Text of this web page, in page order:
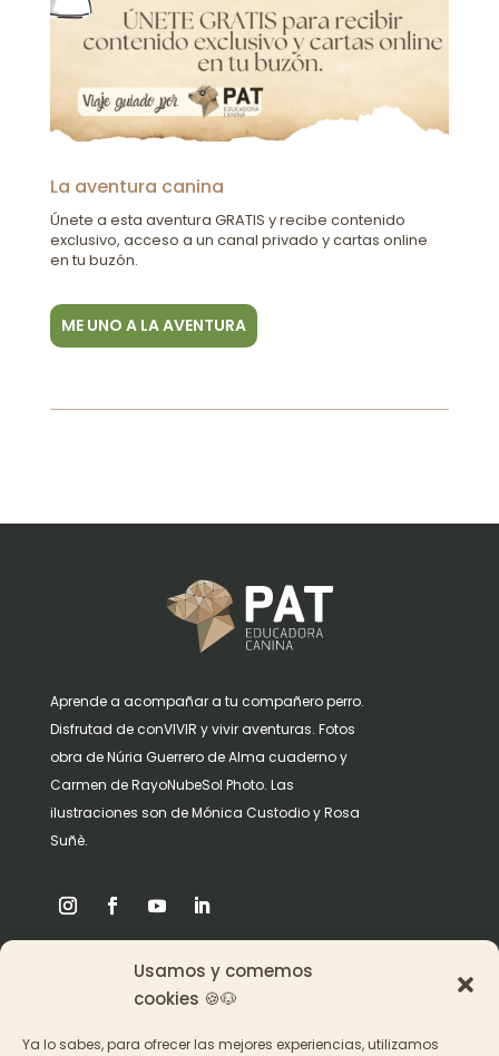
Usamos y comemos
cookies 🍪🐶
Ya lo sabes, para ofrecer las mejores experiencias, utilizamos
La aventura canina
Únete a esta aventura GRATIS y recibe contenido
exclusivo, acceso a un canal privado y cartas online
en tu buzón.
ME UNO A LA AVENTURA
Aprende a acompañar a tu compañero perro.
Disfrutad de conVIVIR y vivir aventuras. Fotos
obra de Núria Guerrero de Alma cuaderno y
Carmen de RayoNubeSol Photo. Las
ilustraciones son de Mónica Custodio y Rosa
Suñè.